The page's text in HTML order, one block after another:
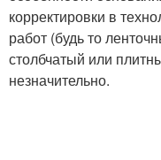
корректировки в
работ (будь то
столбчатый или
незначительно.